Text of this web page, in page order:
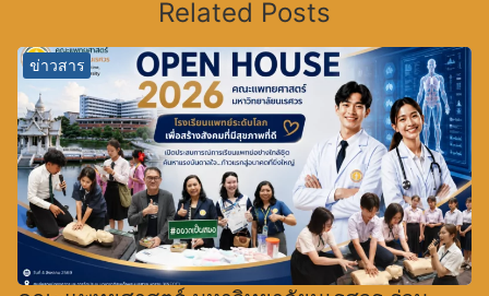
Related Posts
ข่าวสาร